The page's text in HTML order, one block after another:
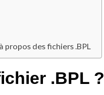
des fichiers .BPL
.BPL ?